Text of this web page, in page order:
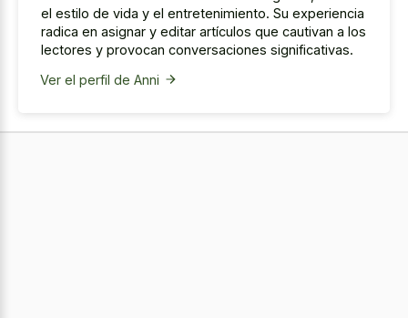
el estilo de vida y el entretenimiento. Su experiencia
radica en asignar y editar artículos que cautivan a los
lectores y provocan conversaciones significativas.
Ver el perfil de Anni